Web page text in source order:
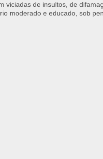
viciadas de insultos, de
moderado e educado, sob